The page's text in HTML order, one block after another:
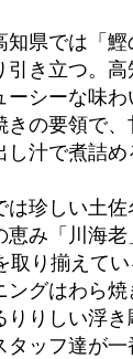
知県では「
引き立つ。
シーな味わ
きの要領で
し汁で煮詰
は珍しい土
恵み「川海
り揃えてい
ングはわら
りりしい浮
ッフ達が